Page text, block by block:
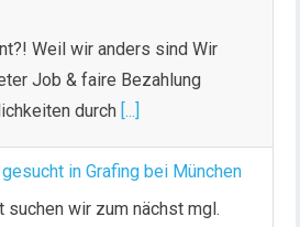
Weil wir anders sind Wir
Job & faire Bezahlung
durch [...]
in Grafing bei München
suchen wir zum nächst mgl.